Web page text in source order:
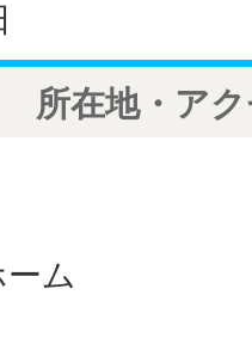
所在地・ア
ム